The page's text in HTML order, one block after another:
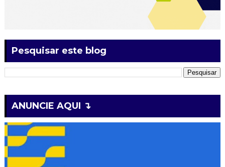
Pesquisar este blog
ANUNCIE AQUI ↴